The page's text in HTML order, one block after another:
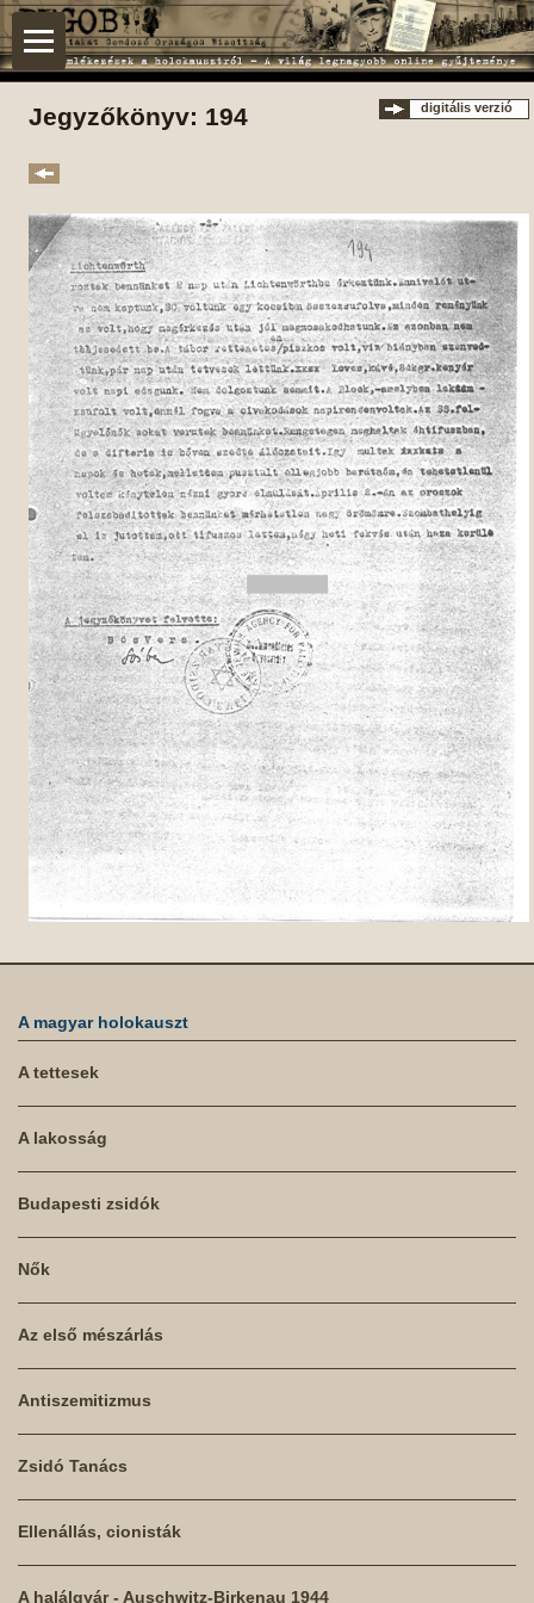
Jegyzőkönyv: 194 digitális verzió
A magyar holokauszt
A tettesek
A lakosság
Budapesti zsidók
Nők
Az első mészárlás
Antiszemitizmus
Zsidó Tanács
Ellenállás, cionisták
A halálgyár - Auschwitz-Birkenau 1944